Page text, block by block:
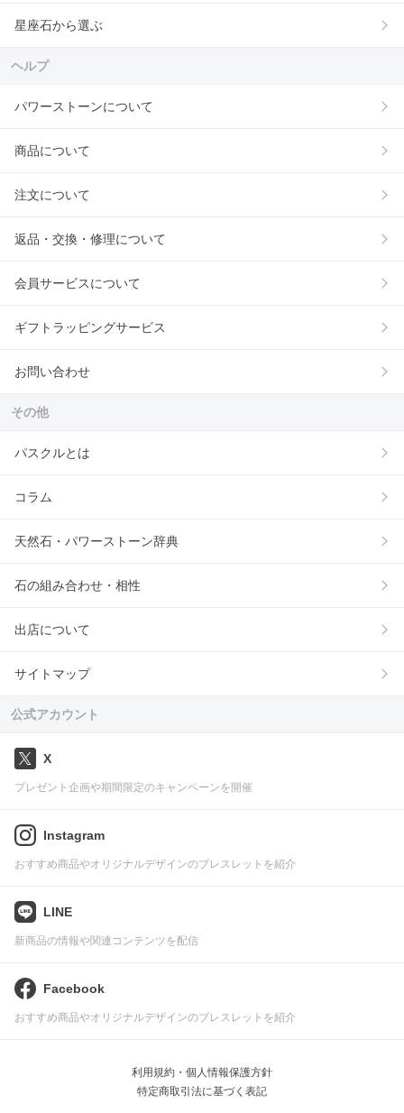
星座石から選ぶ
ヘルプ
パワーストーンについて
商品について
注文について
返品・交換・修理について
会員サービスについて
ギフトラッピングサービス
お問い合わせ
その他
パスクルとは
コラム
天然石・パワーストーン辞典
石の組み合わせ・相性
出店について
サイトマップ
公式アカウント
X
プレゼント企画や期間限定のキャンペーンを開催
Instagram
おすすめ商品やオリジナルデザインのブレスレットを紹介
LINE
新商品の情報や関連コンテンツを配信
Facebook
おすすめ商品やオリジナルデザインのブレスレットを紹介
利用規約・個人情報保護方針
特定商取引法に基づく表記